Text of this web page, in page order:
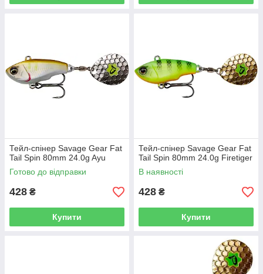
Тейл-спінер Savage Gear Fat
Tail Spin 80mm 24.0g Ayu
Готово до відправки
428 ₴
Купити
Тейл-спінер Savage Gear Fat
Tail Spin 80mm 24.0g Firetiger
В наявності
428 ₴
Купити